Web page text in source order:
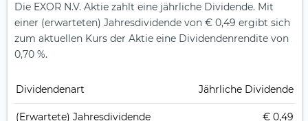
Die EXOR N.V. Aktie zahlt eine jährliche Dividende. Mit
einer (erwarteten) Jahresdividende von € 0,49 ergibt sich
zum aktuellen Kurs der Aktie eine Dividendenrendite von
0,70 %.
Dividendenart Jährliche Dividende
(Erwartete) Jahresdividende € 0,49